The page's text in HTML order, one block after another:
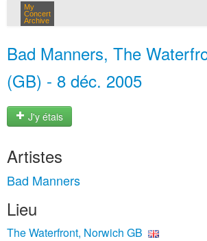
My
Concert
Archive
Bad Manners, The
(GB) - 8 déc. 2005
J'y étais
Artistes
Bad Manners
Lieu
The Waterfront, Norwich GB